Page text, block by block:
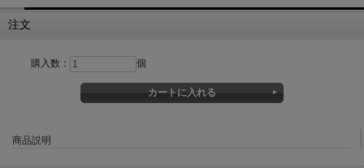
注文
購入数： 個
商品説明